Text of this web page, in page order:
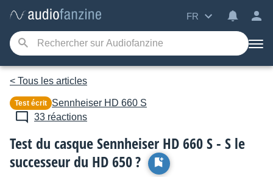
FR
< Tous les articles
Test écrit Sennheiser HD 660 S
33 réactions
Test du casque Sennheiser HD 660 S - S le
successeur du HD 650 ?